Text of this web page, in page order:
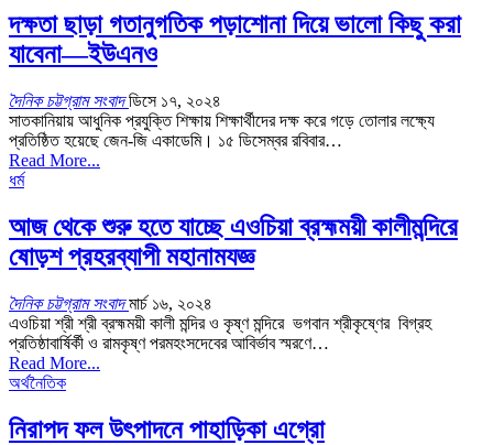
দক্ষতা ছাড়া গতানুগতিক পড়াশোনা দিয়ে ভালো কিছু করা
যাবেনা―ইউএনও
দৈনিক চট্টগ্রাম সংবাদডিসে ১৭, ২০২৪
সাতকানিয়ায় আধুনিক প্রযুক্তি শিক্ষায় শিক্ষার্থীদের দক্ষ করে গড়ে তোলার লক্ষ্যে
প্রতিষ্ঠিত হয়েছে জেন-জি একাডেমি। ১৫ ডিসেম্বর রবিবার…
Read More...
ধর্ম
আজ থেকে শুরু হতে যাচ্ছে এওচিয়া ব্রহ্মময়ী কালীমন্দিরে
ষোড়শ প্রহরব্যাপী মহানামযজ্ঞ
দৈনিক চট্টগ্রাম সংবাদমার্চ ১৬, ২০২৪
এওচিয়া শ্রী শ্রী ব্রহ্মময়ী কালী মন্দির ও কৃষ্ণ মন্দিরে ভগবান শ্রীকৃষ্ণের বিগ্রহ
প্রতিষ্ঠাবার্ষির্কী ও রামকৃষ্ণ পরমহংসদেবের আবির্ভাব স্মরণে…
Read More...
অর্থনৈতিক
নিরাপদ ফল উৎপাদনে পাহাড়িকা এগ্রো